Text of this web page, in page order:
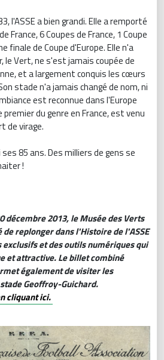
l'ASSE a bien grandi. Elle a remporté
France, 6 Coupes de France, 1 Coupe
finale de Coupe d'Europe. Elle n'a
le Vert, ne s'est jamais coupée de
et a largement conquis les cœurs
stade n'a jamais changé de nom, ni
est reconnue dans l'Europe
du genre en France, est venu
de virage.
85 ans. Des milliers de gens se
!
décembre 2013, le Musée des Verts
replonger dans l'Histoire de l'ASSE
et des outils numériques qui
et attractive. Le billet combiné
également de visiter les
Geoffroy-Guichard.
cliquant ici.